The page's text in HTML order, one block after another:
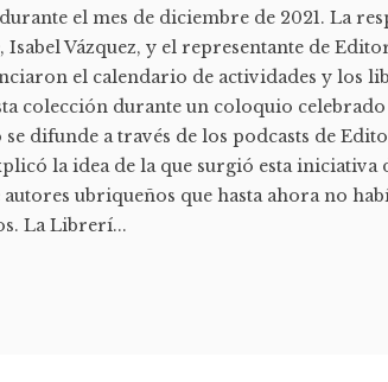
el mes de diciembre de 2021. La
Isabel Vázquez, y el representante de
el calendario de actividades y los
colección durante un coloquio
se difunde a través de los podcasts de
la idea de la que surgió esta iniciativa
ubriqueños que hasta ahora no
La Librerí...